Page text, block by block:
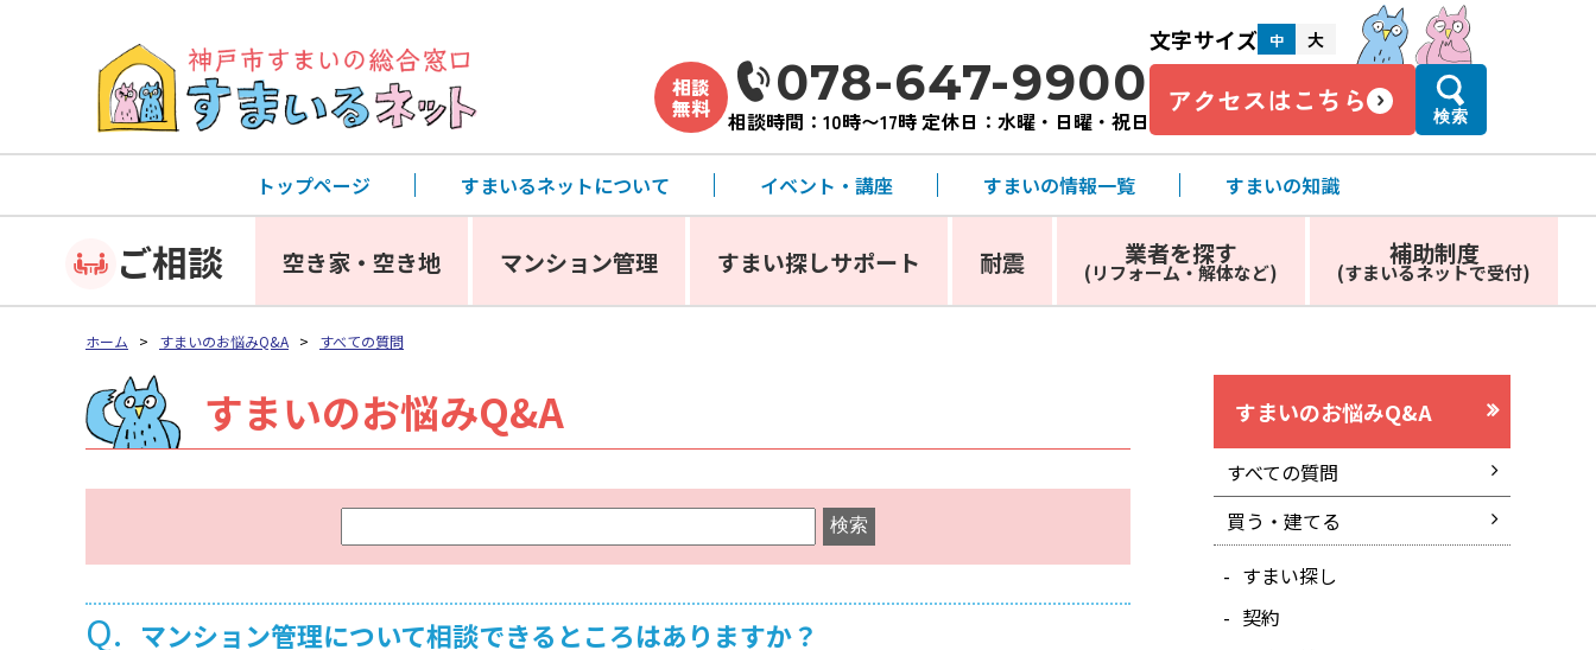
相談
無料 078-647-9900
相談時間：10時〜17時 定休日：水曜・日曜・祝日
文字サイズ 中 大
アクセスはこちら 検索
トップページ すまいるネットについて イベント・講座 すまいの情報一覧 すまいの知識
ご相談 空き家・空き地 マンション管理 すまい探しサポート 耐震 業者を探す
(リフォーム・解体など)
補助制度
(すまいるネットで受付)
ホーム > すまいのお悩みQ&A > すべての質問
すまいのお悩みQ&A
ー
ー
Q. マンション管理について相談できるところはありますか？
すまいのお悩みQ&A
すべての質問
買う・建てる
すまい探し
契約